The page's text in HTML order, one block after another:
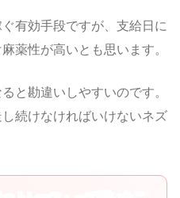
有効手段ですが、支給日に
薬性が高いとも思います。
と勘違いしやすいのです。
続けなければいけないネズ